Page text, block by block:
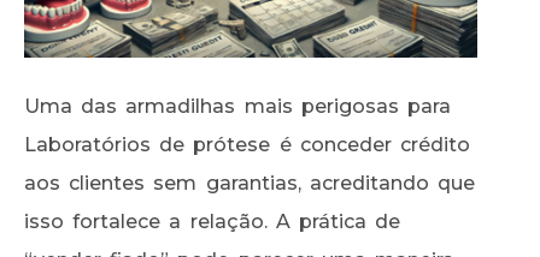
Uma das armadilhas mais perigosas para
Laboratórios de prótese é conceder crédito
aos clientes sem garantias, acreditando que
isso fortalece a relação. A prática de